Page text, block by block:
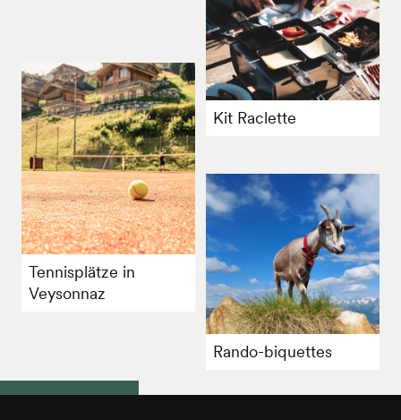
Kit Raclette
Tennisplätze in
Veysonnaz
Rando-biquettes